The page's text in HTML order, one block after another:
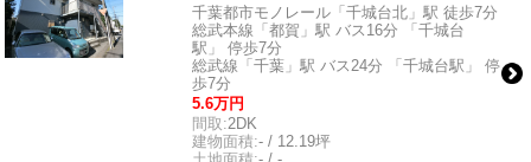
千葉都市モノレール「千城台北」駅 徒歩7分
総武本線「都賀」駅 バス16分 「千城台
駅」 停歩7分
総武線「千葉」駅 バス24分 「千城台駅」 停
歩7分
5.6万円
間取:2DK
建物面積:- / 12.19坪